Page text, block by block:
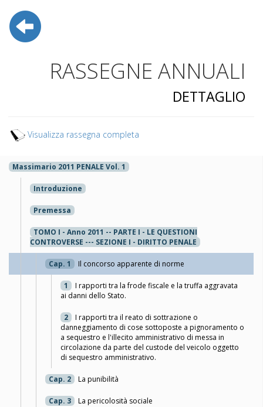
RASSEGNE ANNUALI
DETTAGLIO
Visualizza rassegna completa
Massimario 2011 PENALE Vol. 1
Introduzione
Premessa
TOMO I - Anno 2011 -- PARTE I - LE QUESTIONI
CONTROVERSE --- SEZIONE I - DIRITTO PENALE
Cap. 1 Il concorso apparente di norme
1
I rapporti tra la frode fiscale e la truffa aggravata
ai danni dello Stato.
2
I rapporti tra il reato di sottrazione o
danneggiamento di cose sottoposte a pignoramento o
a sequestro e l'illecito amministrativo di messa in
circolazione da parte del custode del veicolo oggetto
di sequestro amministrativo.
Cap. 2 La punibilità
Cap. 3 La pericolosità sociale